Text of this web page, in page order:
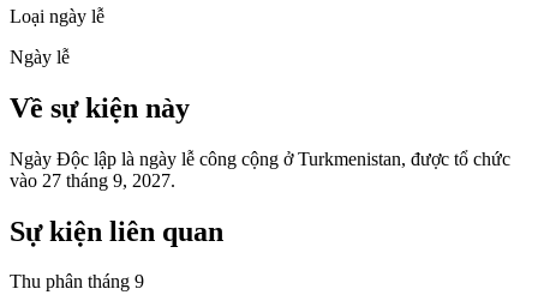
Loại ngày lễ
Ngày lễ
Về sự kiện này
Ngày Độc lập là ngày lễ công cộng ở Turkmenistan, được tổ chức
vào 27 tháng 9, 2027.
Sự kiện liên quan
Thu phân tháng 9